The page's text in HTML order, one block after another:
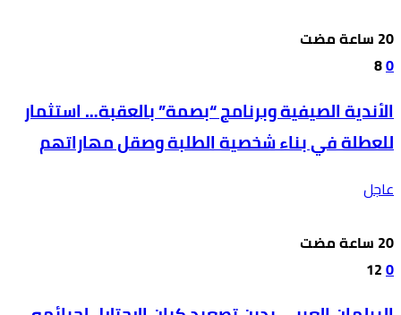
0
8
الأندية الصيفية وبرنامج “بصمة” بالعقبة… استثمار
للعطلة في بناء شخصية الطلبة وصقل مهاراتهم
عاجل
0
12